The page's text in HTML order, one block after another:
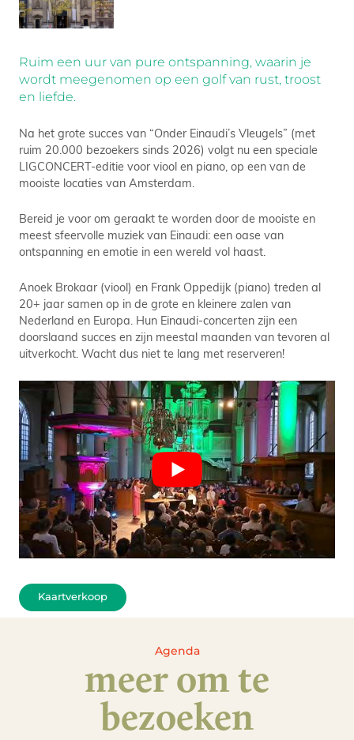
Ruim een uur van pure ontspanning, waarin je
wordt meegenomen op een golf van rust, troost
en liefde.
Na het grote succes van “Onder Einaudi’s Vleugels” (met
ruim 20.000 bezoekers sinds 2026) volgt nu een speciale
LIGCONCERT-editie voor viool en piano, op een van de
mooiste locaties van Amsterdam.
Bereid je voor om geraakt te worden door de mooiste en
meest sfeervolle muziek van Einaudi: een oase van
ontspanning en emotie in een wereld vol haast.
Anoek Brokaar (viool) en Frank Oppedijk (piano) treden al
20+ jaar samen op in de grote en kleinere zalen van
Nederland en Europa. Hun Einaudi-concerten zijn een
doorslaand succes en zijn meestal maanden van tevoren al
uitverkocht. Wacht dus niet te lang met reserveren!
Kaartverkoop
Agenda
meer om te
bezoeken